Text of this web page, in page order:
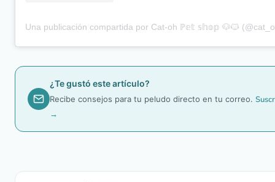
Una publicación compartida por Cat-oh ℙ𝕖𝕥 𝕤𝕙𝕠𝕡 🐶🐱
¿Te gustó este artículo?
Recibe consejos para tu peludo directo en tu correo.
→